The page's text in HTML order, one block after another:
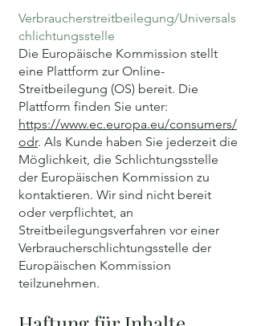
Verbraucherstreitbeilegung/Universals
chlichtungsstelle
Die Europäische Kommission stellt
eine Plattform zur Online-
Streitbeilegung (OS) bereit. Die
Plattform finden Sie unter:
https://www.ec.europa.eu/consumers/
odr. Als Kunde haben Sie jederzeit die
Möglichkeit, die Schlichtungsstelle
der Europäischen Kommission zu
kontaktieren. Wir sind nicht bereit
oder verpflichtet, an
Streitbeilegungsverfahren vor einer
Verbraucherschlichtungsstelle der
Europäischen Kommission
teilzunehmen.